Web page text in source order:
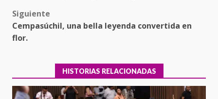
Siguiente
Cempasúchil, una bella leyenda convertida en
flor.
HISTORIAS RELACIONADAS